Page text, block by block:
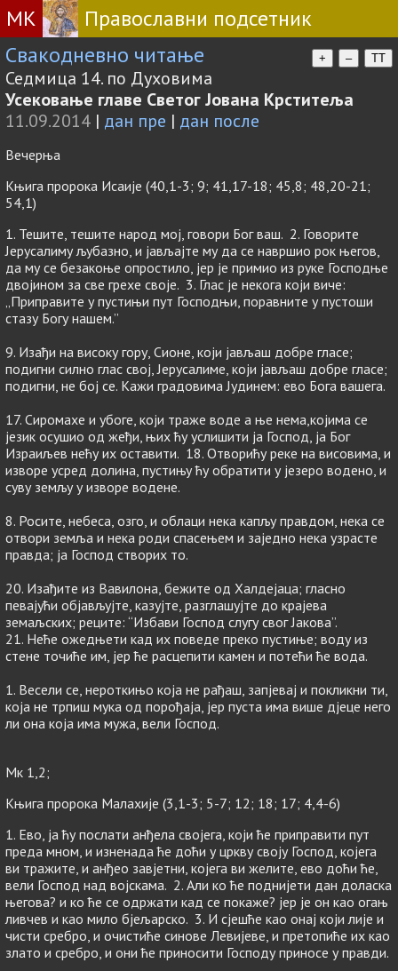
МК
Православни подсетник
Свакодневно читање
+ – TT
Седмица 14. по Духовима
Усековање главе Светог Јована Крститеља
11.09.2014 | дан пре | дан после
Вечерња
Књига пророка Исаије (40,1-3; 9; 41,17-18; 45,8; 48,20-21;
54,1)
1. Тешите, тешите народ мој, говори Бог ваш. 2. Говорите
Јерусалиму љубазно, и јављајте му да се навршио рок његов,
да му се безакоње опростило, јер је примио из руке Господње
двојином за све грехе своје. 3. Глас је некога који виче:
„Приправите у пустињи пут Господњи, поравните у пустоши
стазу Богу нашем.”
9. Изађи на високу гору, Сионе, који јављаш добре гласе;
подигни силно глас свој, Јерусалиме, који јављаш добре гласе;
подигни, не бој се. Кажи градовима Јудинем: ево Бога вашега.
17. Сиромахе и убоге, који траже воде а ње нема,којима се
језик осушио од жеђи, њих ћу услишити ја Господ, ја Бог
Израиљев нећу их оставити. 18. Отворићу реке на висовима, и
изворе усред долина, пустињу ћу обратити у језеро водено, и
суву земљу у изворе водене.
8. Росите, небеса, озго, и облаци нека капљу правдом, нека се
отвори земља и нека роди спасењем и заједно нека узрасте
правда; ја Господ створих то.
20. Изађите из Вавилона, бежите од Халдејаца; гласно
певајући објављујте, казујте, разглашујте до крајева
земаљских; реците: “Избави Господ слугу свог Јакова”.
21. Неће ожедњети кад их поведе преко пустиње; воду из
стене точиће им, јер ће расцепити камен и потећи ће вода.
1. Весели се, нероткињо која не рађаш, запјевај и покликни ти,
која не трпиш мука од порођаја, јер пуста има више дјеце него
ли она која има мужа, вели Господ.
Мк 1,2;
Књига пророка Малахије (3,1-3; 5-7; 12; 18; 17; 4,4-6)
1. Ево, ја ћу послати анђела својега, који ће приправити пут
преда мном, и изненада ће доћи у цркву своју Господ, којега
ви тражите, и анђео завјетни, којега ви желите, ево доћи ће,
вели Господ над војскама. 2. Али ко ће поднијети дан доласка
његова? и ко ће се одржати кад се покаже? јер је он као огањ
ливчев и као мило бјељарско. 3. И сјешће као онај који лије и
чисти сребро, и очистиће синове Левијеве, и претопиће их као
злато и сребро, и они ће приносити Господу приносе у правди.